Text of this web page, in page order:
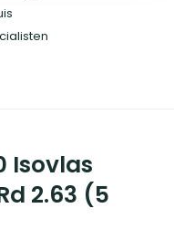
Isovlas
2.63 (5